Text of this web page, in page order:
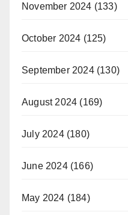
November 2024 (133)
October 2024 (125)
September 2024(130)
August 2024 (169)
July 2024(180)
June 2024(166)
May 2024 (184)